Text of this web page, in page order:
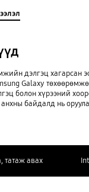
дэлгэц хагарсан
Galaxy
болон хүрээний
байдалд нь
татаж авах